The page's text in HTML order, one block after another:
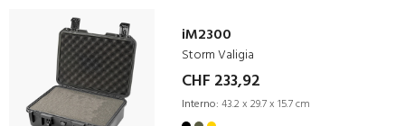
iM2300
Storm Valigia
CHF 233,92
Interno: 43.2 x 29.7 x 15.7 cm